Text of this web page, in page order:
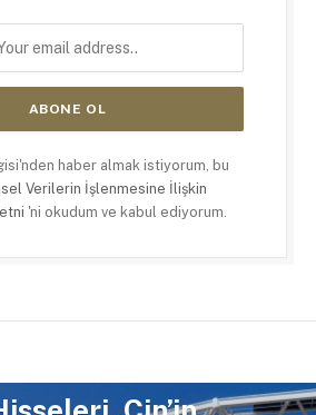
haber almak istiyorum, bu
Verilerin İşlenmesine İlişkin
'ni okudum ve kabul ediyorum.